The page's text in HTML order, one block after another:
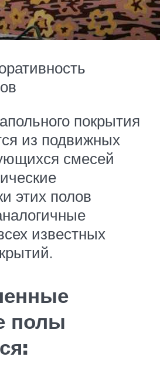
покрытия
из подвижных
смесей
этих полов
известных
полы